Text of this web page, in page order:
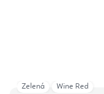
Zelená Wine Red